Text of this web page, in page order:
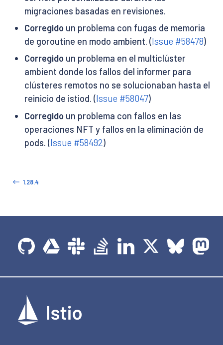
migraciones basadas en revisiones.
Corregidoun problema con fugas de memoria
de goroutine en modo ambient. (Issue #58478)
Corregidoun problema en el multiclúster
ambient donde los fallos del informer para
clústeres remotos no se solucionaban hasta el
reinicio de istiod. (Issue #58047)
Corregidoun problema con fallos en las
operaciones NFT y fallos en la eliminación de
pods. (Issue #58492)
1.28.4